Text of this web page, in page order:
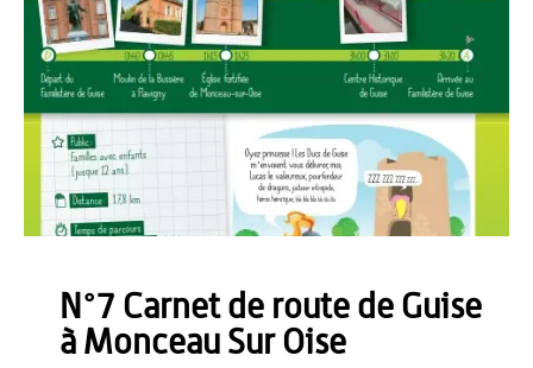
N°7 Carnet de route de Guise
à Monceau Sur Oise